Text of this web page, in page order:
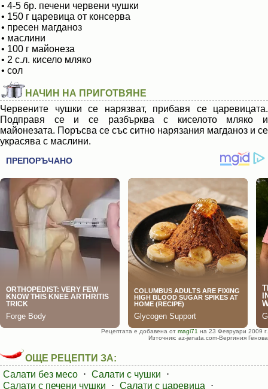
• 4-5 бр. печени червени чушки
• 150 г царевица от консерва
• пресен магданоз
• маслини
• 100 г майонеза
• 2 с.л. кисело мляко
• сол
НАЧИН НА ПРИГОТВЯНЕ
Червените чушки се нарязват, прибавя се царевицата.
Подправя се и се разбърква с киселото мляко и
майонезата. Поръсва се със ситно нарязания магданоз и се
украсява с маслини.
Рецептата е добавена от magi71 на 23 Февруари 2009 г.
Източник: az-jenata.com-Вергиния Генова
ОЩЕ РЕЦЕПТИ ЗА:
Салати без месо ⋅ Салати с чушки
⋅
Салати с печени чушки
⋅ Салати с царевица
⋅